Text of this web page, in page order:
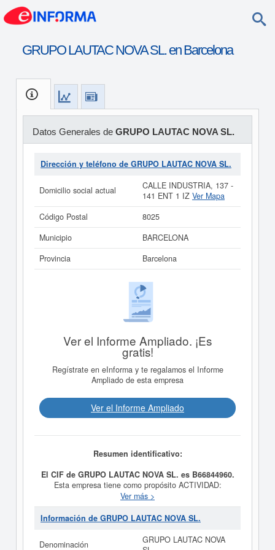
GRUPO LAUTAC NOVA SL. en Barcelona
Datos Generales de GRUPO LAUTAC NOVA SL.
Dirección y teléfono de GRUPO LAUTAC NOVA SL.
Domicilio social actual
CALLE INDUSTRIA, 137 -
141 ENT 1 IZ Ver Mapa
Código Postal
8025
Municipio
BARCELONA
Provincia
Barcelona
Ver el Informe Ampliado. ¡Es
gratis!
Regístrate en eInforma y te regalamos el Informe
Ampliado de esta empresa
Ver el Informe Ampliado
Resumen identificativo:
El CIF de GRUPO LAUTAC NOVA SL. es B66844960.
Esta empresa tiene como propósito ACTIVIDAD:
CONSTRUCCION DE EDIFICIOS RESIDENCIALES.
CNAE 4121. OTRAS ACTIVIDADES: CONSTRUCCION
DE EDIFICIOS NO RESIDENCIALES, INSTALACIONES
AL POR MENOR EN GENERAL,ETC y fue creada el día
25/08/2016. La categoría CNAE en la que está dada de
Ver más >
Información de GRUPO LAUTAC NOVA SL.
Denominación
GRUPO LAUTAC NOVA